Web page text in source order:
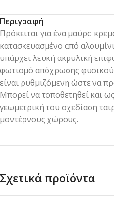
Περιγραφή
Πρόκειται για ένα μαύρο
κατασκευασμένο από
υπάρχει λευκή ακρυλική
φωτισμό απόχρωσης
είναι ρυθμιζόμενη ώστε να
Μπορεί να τοποθετηθεί και
γεωμετρική του σχεδίαση
μοντέρνους χώρους.
Σχετικά προϊόντα